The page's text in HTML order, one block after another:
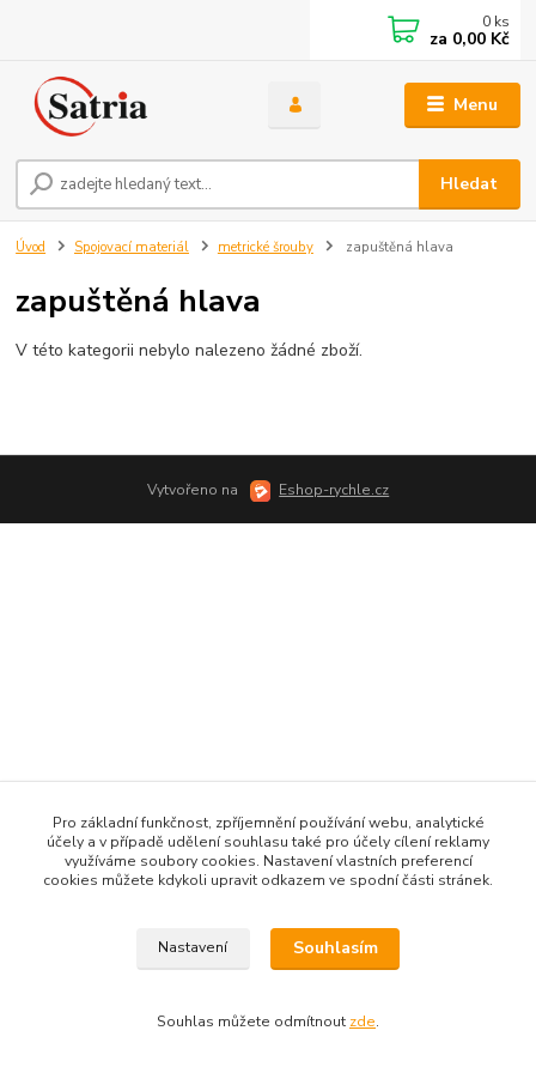
Menu
Hledat
0 ks
za 0,00 Kč
Úvod Spojovací materiál metrické šrouby zapuštěná hlava
zapuštěná hlava
V této kategorii nebylo nalezeno žádné zboží.
Vytvořeno na Eshop-rychle.cz
Pro základní funkčnost, zpříjemnění používání webu, analytické
účely a v případě udělení souhlasu také pro účely cílení reklamy
využíváme soubory cookies. Nastavení vlastních preferencí
cookies můžete kdykoli upravit odkazem ve spodní části stránek.
Nastavení Souhlasím
Souhlas můžete odmítnout zde.